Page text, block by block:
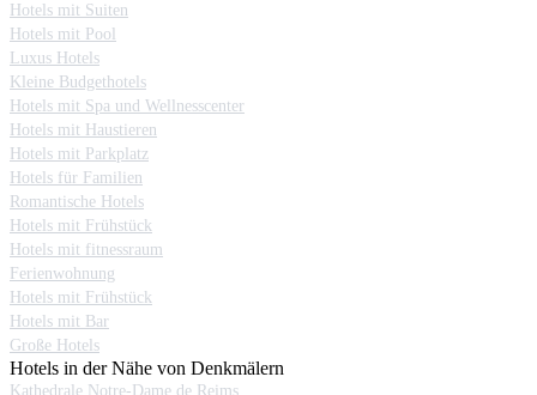
Hotels mit Suiten
Hotels mit Pool
Luxus Hotels
Kleine Budgethotels
Hotels mit Spa und Wellnesscenter
Hotels mit Haustieren
Hotels mit Parkplatz
Hotels für Familien
Romantische Hotels
Hotels mit Frühstück
Hotels mit fitnessraum
Ferienwohnung
Hotels mit Frühstück
Hotels mit Bar
Große Hotels
Hotels in der Nähe von Denkmälern
Kathedrale Notre-Dame de Reims